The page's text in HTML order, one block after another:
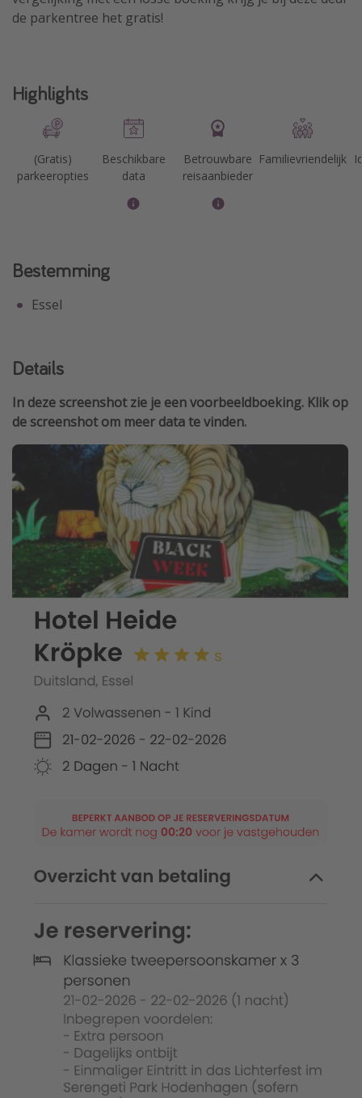
de parkentree het gratis!
Highlights
(Gratis)
parkeeropties
Beschikbare
data
Betrouwbare
reisaanbieder
Familievriendelijk
Bestemming
Essel
Details
In deze screenshot zie je een voorbeeldboeking. Klik op
de screenshot om meer data te vinden.